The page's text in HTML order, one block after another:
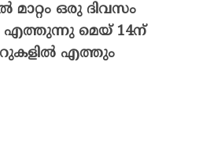
മാറ്റം ഒരു ദിവസം
എത്തുന്നു മെയ് 14ന്
എത്തും